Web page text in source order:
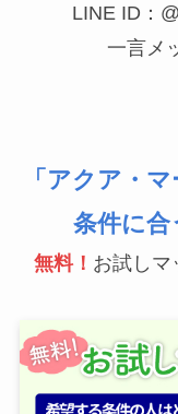
LINE ID：
一言メ
「アクア・
条件に合
無料！ お試しマ